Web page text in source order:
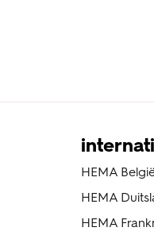
HEMA
HEMA
HEMA